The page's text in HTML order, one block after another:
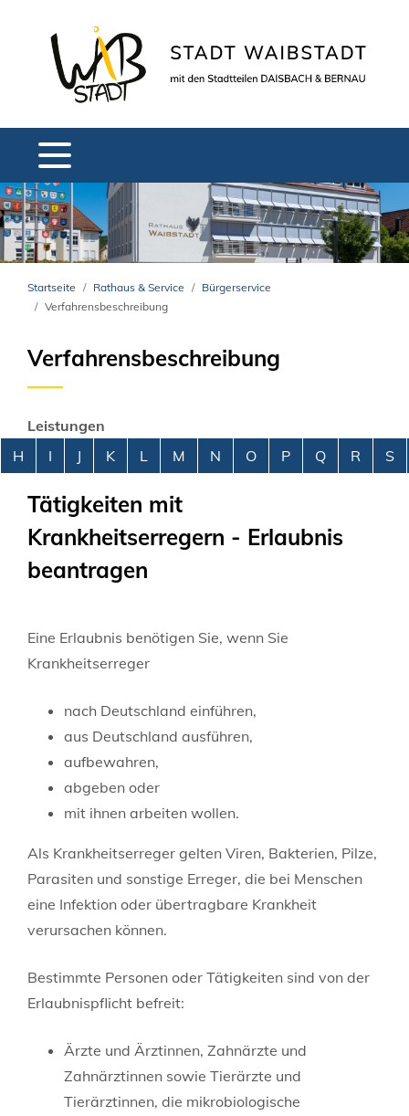
Startseite Rathaus & Service
Bürgerservice
Verfahrensbeschreibung
Verfahrensbeschreibung
Leistungen
Alphabetisches Register überspringen
H I J K L M N O P Q R S
Tätigkeiten mit
Krankheitserregern - Erlaubnis
beantragen
Eine Erlaubnis benötigen Sie, wenn Sie
Krankheitserreger
nach Deutschland einführen,
aus Deutschland ausführen,
aufbewahren,
abgeben oder
mit ihnen arbeiten wollen.
Als Krankheitserreger gelten Viren, Bakterien, Pilze,
Parasiten und sonstige Erreger, die bei Menschen
eine Infektion oder übertragbare Krankheit
verursachen können.
Bestimmte Personen oder Tätigkeiten sind von der
Erlaubnispflicht befreit:
Ärzte und Ärztinnen, Zahnärzte und
Zahnärztinnen sowie Tierärzte und
Tierärztinnen, die mikrobiologische